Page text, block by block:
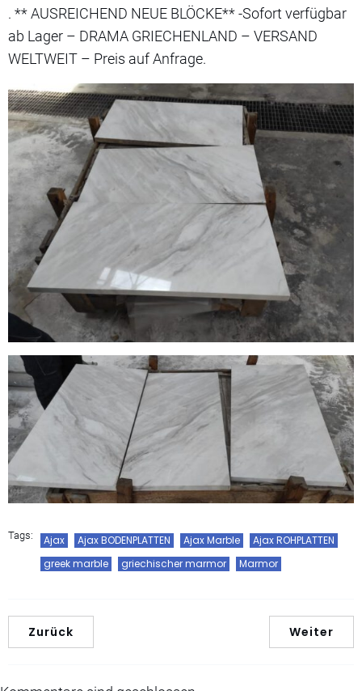
. ** AUSREICHEND NEUE BLÖCKE** -Sofort verfügbar
ab Lager – DRAMA GRIECHENLAND – VERSAND
WELTWEIT – Preis auf Anfrage.
Tags: Ajax Ajax BODENPLATTEN Ajax Marble
Ajax ROHPLATTEN
greek marble
griechischer marmor Marmor
Zurück Weiter